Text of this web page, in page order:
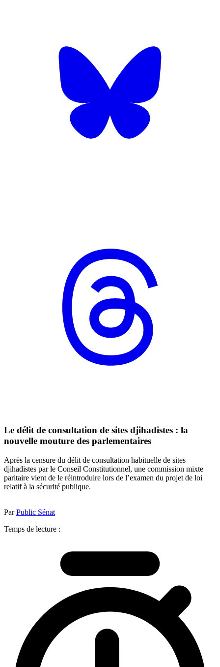
Le délit de consultation de sites djihadistes : la
nouvelle mouture des parlementaires
Après la censure du délit de consultation habituelle de sites
djihadistes par le Conseil Constitutionnel, une commission mixte
paritaire vient de le réintroduire lors de l’examen du projet de loi
relatif à la sécurité publique.
ParPublic Sénat
Temps de lecture :